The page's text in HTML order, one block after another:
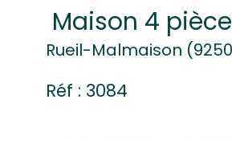
Maison 4
Rueil-Malmaison
Réf : 3084